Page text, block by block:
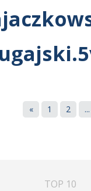
« 1 2 ...
TOP 10